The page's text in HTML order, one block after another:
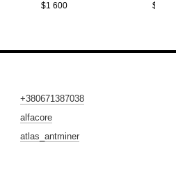
$1 600
$3
+380671387038
alfacore
atlas_antminer